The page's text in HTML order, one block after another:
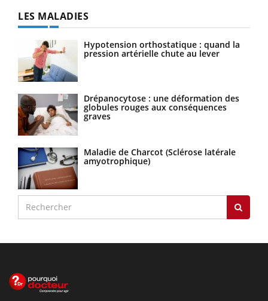
LES MALADIES
Hypotension orthostatique : quand la
pression artérielle chute au lever
Drépanocytose : une déformation des
globules rouges aux conséquences
graves
Maladie de Charcot (Sclérose latérale
amyotrophique)